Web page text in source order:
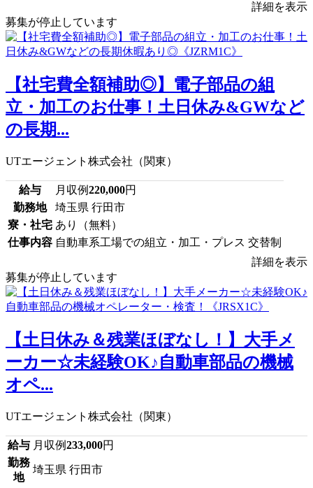
詳細を表示
募集が停止しています
【社宅費全額補助◎】電子部品の組
立・加工のお仕事！土日休み&GWなど
の長期...
UTエージェント株式会社（関東）
給与 月収例220,000円
勤務地
埼玉県 行田市
寮・社宅 あり（無料）
仕事内容 自動車系工場での組立・加工・プレス 交替制
詳細を表示
募集が停止しています
【土日休み＆残業ほぼなし！】大手メ
ーカー☆未経験OK♪自動車部品の機械
オペ...
UTエージェント株式会社（関東）
給与 月収例233,000円
勤務
地
埼玉県 行田市